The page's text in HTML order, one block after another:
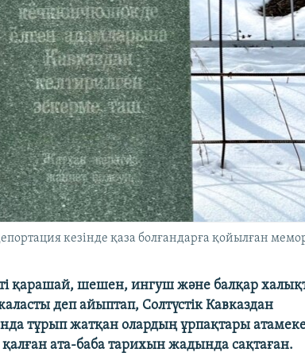
кезінде қаза болғандарға қойылған
қарашай, шешен, ингуш және балқар
деп айыптап, Солтүстік Кавказдан
тұрып жатқан олардың ұрпақтары
ата-баба тарихын жадында сақтаған.